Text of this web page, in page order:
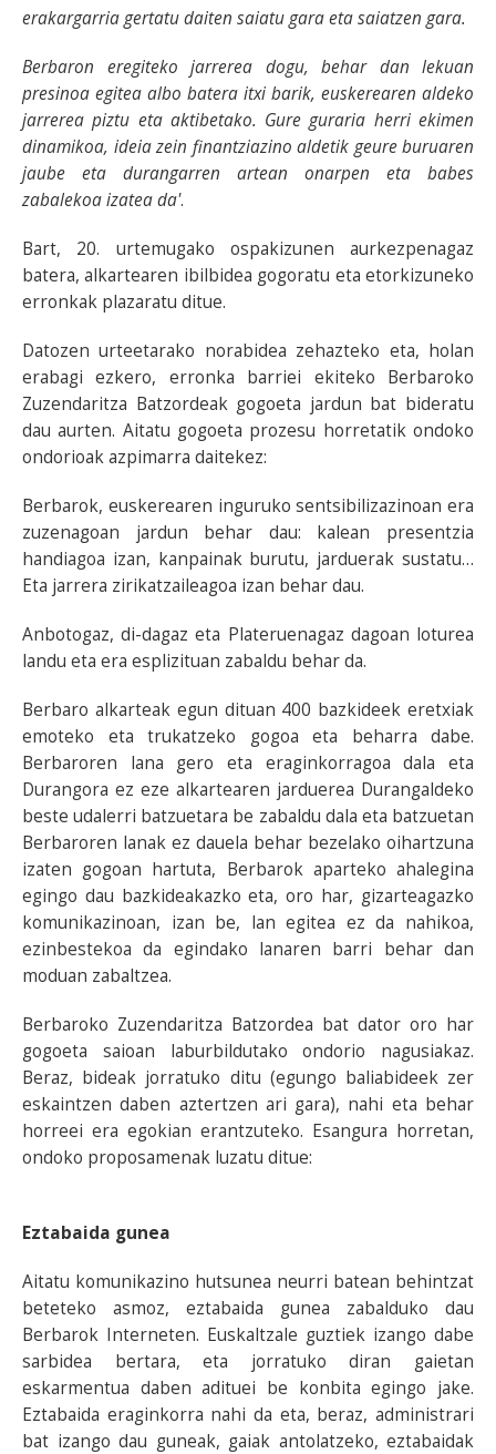
erakargarria gertatu daiten saiatu gara eta saiatzen gara.
Berbaron eregiteko jarrerea dogu, behar dan lekuan
presinoa egitea albo batera itxi barik, euskerearen aldeko
jarrerea piztu eta aktibetako. Gure guraria herri ekimen
dinamikoa, ideia zein finantziazino aldetik geure buruaren
jaube eta durangarren artean onarpen eta babes
zabalekoa izatea da'.
Bart, 20. urtemugako ospakizunen aurkezpenagaz
batera, alkartearen ibilbidea gogoratu eta etorkizuneko
erronkak plazaratu ditue.
Datozen urteetarako norabidea zehazteko eta, holan
erabagi ezkero, erronka barriei ekiteko Berbaroko
Zuzendaritza Batzordeak gogoeta jardun bat bideratu
dau aurten. Aitatu gogoeta prozesu horretatik ondoko
ondorioak azpimarra daitekez:
Berbarok, euskerearen inguruko sentsibilizazinoan era
zuzenagoan jardun behar dau: kalean presentzia
handiagoa izan, kanpainak burutu, jarduerak sustatu…
Eta jarrera zirikatzaileagoa izan behar dau.
Anbotogaz, di-dagaz eta Plateruenagaz dagoan loturea
landu eta era esplizituan zabaldu behar da.
Berbaro alkarteak egun dituan 400 bazkideek eretxiak
emoteko eta trukatzeko gogoa eta beharra dabe.
Berbaroren lana gero eta eraginkorragoa dala eta
Durangora ez eze alkartearen jarduerea Durangaldeko
beste udalerri batzuetara be zabaldu dala eta batzuetan
Berbaroren lanak ez dauela behar bezelako oihartzuna
izaten gogoan hartuta, Berbarok aparteko ahalegina
egingo dau bazkideakazko eta, oro har, gizarteagazko
komunikazinoan, izan be, lan egitea ez da nahikoa,
ezinbestekoa da egindako lanaren barri behar dan
moduan zabaltzea.
Berbaroko Zuzendaritza Batzordea bat dator oro har
gogoeta saioan laburbildutako ondorio nagusiakaz.
Beraz, bideak jorratuko ditu (egungo baliabideek zer
eskaintzen daben aztertzen ari gara), nahi eta behar
horreei era egokian erantzuteko. Esangura horretan,
ondoko proposamenak luzatu ditue:
Eztabaida gunea
Aitatu komunikazino hutsunea neurri batean behintzat
beteteko asmoz, eztabaida gunea zabalduko dau
Berbarok Interneten. Euskaltzale guztiek izango dabe
sarbidea bertara, eta jorratuko diran gaietan
eskarmentua daben adituei be konbita egingo jake.
Eztabaida eraginkorra nahi da eta, beraz, administrari
bat izango dau guneak, gaiak antolatzeko, eztabaidak